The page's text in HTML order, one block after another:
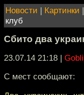
Новости | Картинки |
клуб
Сбито два
23.07.14 21:18 |
С мест сообщают: